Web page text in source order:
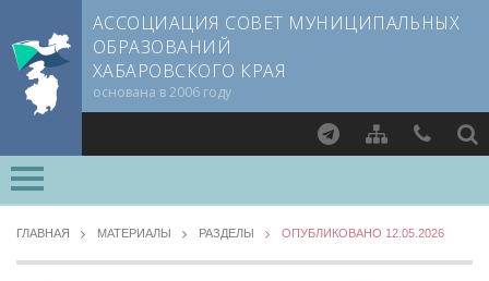
АССОЦИАЦИЯ СОВЕТ МУНИЦИПАЛЬНЫХ
ОБРАЗОВАНИЙ
ХАБАРОВСКОГО КРАЯ
основана в 2006 году
ВСЕ РАЗДЕЛЫ »
МЕТОДИЧЕСКИЙ РАЗДЕЛ
О СОВЕТЕ
Документы CMO
ГЛАВНАЯ МАТЕРИАЛЫ РАЗДЕЛЫ ОПУБЛИКОВАНО 12.05.2026